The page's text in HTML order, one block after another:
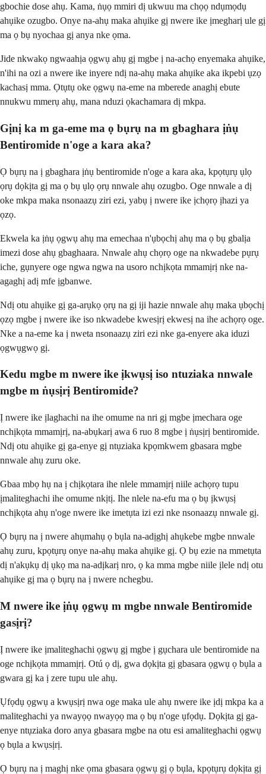
gbochie dose ahụ. Kama, ṅụọ mmiri dị ukwuu ma chọọ ndụmọdụ
ahụike ozugbo. Onye na-ahụ maka ahụike gị nwere ike ịmegharị ule gị
ma ọ bụ nyochaa gị anya nke ọma.
Jide nkwakọ ngwaahịa ọgwụ ahụ gị mgbe ị na-achọ enyemaka ahụike,
n'ihi na ozi a nwere ike inyere ndị na-ahụ maka ahụike aka ikpebi ụzọ
kachasị mma. Ọtụtụ oke ọgwụ na-eme na mberede anaghị ebute
nnukwu mmerụ ahụ, mana nduzi ọkachamara dị mkpa.
Gịnị ka m ga-eme ma ọ bụrụ na m gbaghara ịṅụ
Bentiromide n'oge a kara aka?
Ọ bụrụ na ị gbaghara ịṅụ bentiromide n'oge a kara aka, kpọtụrụ ụlọ
ọrụ dọkịta gị ma ọ bụ ụlọ ọrụ nnwale ahụ ozugbo. Oge nnwale a dị
oke mkpa maka nsonaazụ ziri ezi, yabụ ị nwere ike ịchọrọ ịhazi ya
ọzọ.
Ekwela ka ịṅụ ọgwụ ahụ ma emechaa n'ụbọchị ahụ ma ọ bụ gbalịa
imezi dose ahụ gbaghaara. Nnwale ahụ chọrọ oge na nkwadebe pụrụ
iche, gụnyere oge ngwa ngwa na usoro nchịkọta mmamịrị nke na-
agaghị adị mfe ịgbanwe.
Ndị otu ahụike gị ga-arụkọ ọrụ na gị iji hazie nnwale ahụ maka ụbọchị
ọzọ mgbe ị nwere ike iso nkwadebe kwesịrị ekwesị na ihe achọrọ oge.
Nke a na-eme ka ị nweta nsonaazụ ziri ezi nke ga-enyere aka iduzi
ọgwụgwọ gị.
Kedu mgbe m nwere ike ịkwụsị iso ntuziaka nnwale
mgbe m ṅụsịrị Bentiromide?
Ị nwere ike ịlaghachi na ihe omume na nri gị mgbe ịmechara oge
nchịkọta mmamịrị, na-abụkarị awa 6 ruo 8 mgbe ị ṅụsịrị bentiromide.
Ndị otu ahụike gị ga-enye gị ntụziaka kpọmkwem gbasara mgbe
nnwale ahụ zuru oke.
Gbaa mbọ hụ na ị chịkọtara ihe nlele mmamịrị niile achọrọ tupu
ịmaliteghachi ihe omume nkịtị. Ihe nlele na-efu ma ọ bụ ịkwụsị
nchịkọta ahụ n'oge nwere ike imetụta izi ezi nke nsonaazụ nnwale gị.
Ọ bụrụ na ị nwere ahụmahụ ọ bụla na-adịghị ahụkebe mgbe nnwale
ahụ zuru, kpọtụrụ onye na-ahụ maka ahụike gị. Ọ bụ ezie na mmetụta
dị n'akụkụ dị ụkọ ma na-adịkarị nro, ọ ka mma mgbe niile ịlele ndị otu
ahụike gị ma ọ bụrụ na ị nwere nchegbu.
M nwere ike ịṅụ ọgwụ m mgbe nnwale Bentiromide
gasịrị?
Ị nwere ike ịmaliteghachi ọgwụ gị mgbe ị gụchara ule bentiromide na
oge nchịkọta mmamịrị. Otú ọ dị, gwa dọkịta gị gbasara ọgwụ ọ bụla a
gwara gị ka ị zere tupu ule ahụ.
Ụfọdụ ọgwụ a kwụsịrị nwa oge maka ule ahụ nwere ike ịdị mkpa ka a
maliteghachi ya nwayọọ nwayọọ ma ọ bụ n'oge ụfọdụ. Dọkịta gị ga-
enye ntụziaka doro anya gbasara mgbe na otu esi amaliteghachi ọgwụ
ọ bụla a kwụsịrị.
Ọ bụrụ na ị maghị nke ọma gbasara ọgwụ gị ọ bụla, kpọtụrụ dọkịta gị